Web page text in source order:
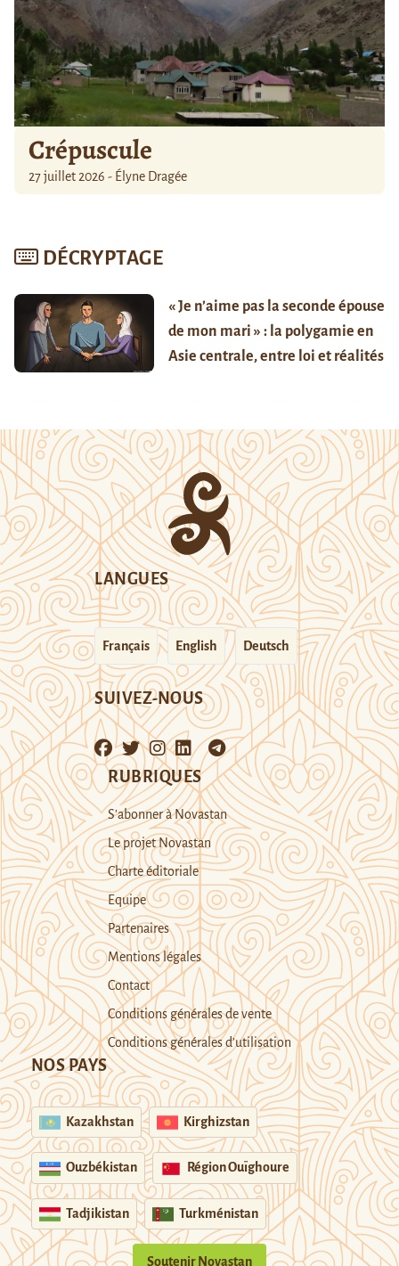
Crépuscule
27 juillet 2026 - Élyne Dragée
DÉCRYPTAGE
« Je n’aime pas la seconde épouse
de mon mari » : la polygamie en
Asie centrale, entre loi et réalités
LANGUES
Français English Deutsch
SUIVEZ-NOUS
RUBRIQUES
S’abonner à Novastan
Le projet Novastan
Charte éditoriale
Equipe
Partenaires
Mentions légales
Contact
Conditions générales de vente
Conditions générales d’utilisation
NOS PAYS
Kazakhstan Kirghizstan
Ouzbékistan Région Ouïghoure
Tadjikistan Turkménistan
Soutenir Novastan